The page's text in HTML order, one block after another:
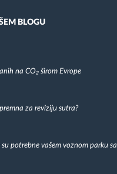
BLOGU
na CO₂ širom Evrope
za reviziju sutra?
potrebne vašem voznom parku sa